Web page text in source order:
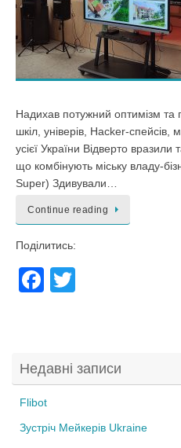
Надихав потужний оптимізм та
шкіл, універів, Hacker-спейсів,
усієї України Відверто
що комбінують міську владу-
Super) Здивували…
Continue reading
Поділитись:
F
b
o
o
Недавні записи
Flibot
Зустріч Мейкерів Ukraine